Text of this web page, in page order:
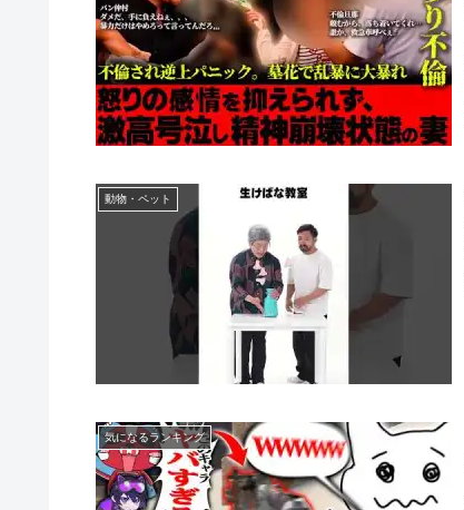
動物・ペット
気になるランキング